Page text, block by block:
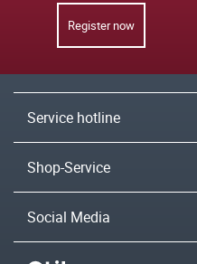
Register now
Service hotline
Shop-Service
Social Media